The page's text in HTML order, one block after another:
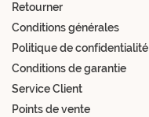
Retourner
Conditions générales
Politique de confidentialité
Conditions de garantie
Service Client
Points de vente